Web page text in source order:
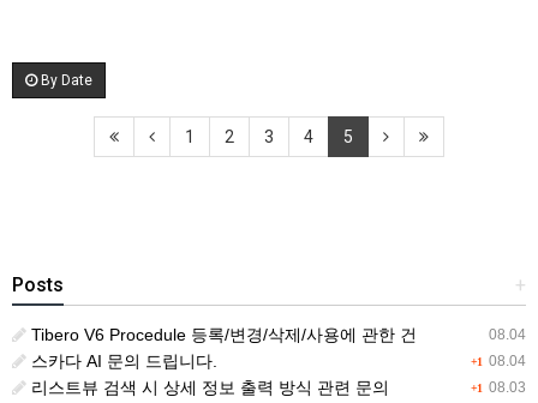
By Date
1 2 3 4 5
+
Posts
08.04
Tibero V6 Procedule 등록/변경/삭제/사용에 관한 건
+1 08.04
스카다 AI 문의 드립니다.
+1 08.03
리스트뷰 검색 시 상세 정보 출력 방식 관련 문의